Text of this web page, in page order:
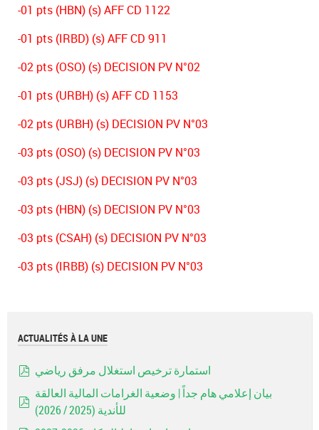
-01 pts (HBN) (s) AFF CD 1122
-01 pts (IRBD) (s) AFF CD 911
-02 pts (OSO) (s) DECISION PV N°02
-01 pts (URBH) (s) AFF CD 1153
-02 pts (URBH) (s) DECISION PV N°03
-03 pts (OSO) (s) DECISION PV N°03
-03 pts (JSJ) (s) DECISION PV N°03
-03 pts (HBN) (s) DECISION PV N°03
-03 pts (CSAH) (s) DECISION PV N°03
-03 pts (IRBB) (s) DECISION PV N°03
ACTUALITÉS À LA UNE
استمارة ترخيص استغلال مرفق رياضي
pdf
بيان إعلامي هام جداً | وضعية الغرامات المالية العالقة
للأندية (2025 / 2026)